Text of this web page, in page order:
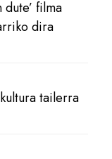
filma
dira
tailerra